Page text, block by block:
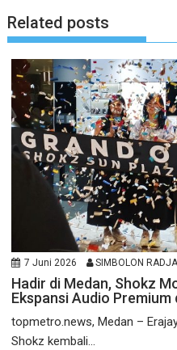
Related posts
7 Juni 2026 SIMBOLON
Hadir di Medan, Shokz
Ekspansi Audio Premium
topmetro.news, Medan –
Shokz kembali...